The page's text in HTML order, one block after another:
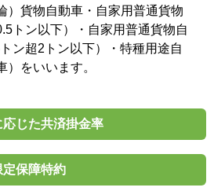
）貨物自動車・自家用普通貨物
トン以下）・自家用普通貨物自
ン超2トン以下）・特種用途自
をいいます。
じた共済掛金率
保障特約